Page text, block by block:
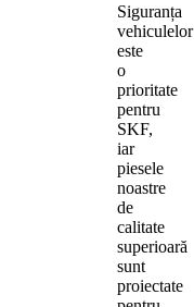
Siguranța
vehiculelor
este
o
prioritate
pentru
SKF,
iar
piesele
noastre
de
calitate
superioară
sunt
proiectate